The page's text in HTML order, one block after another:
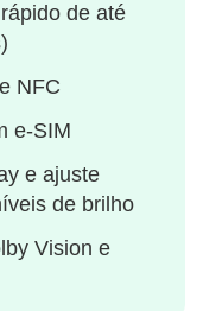
de até
NFC
e-SIM
e ajuste
de brilho
Vision e